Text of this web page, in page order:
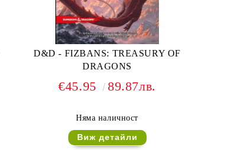
D&D - FIZBANS: TREASURY OF
DRAGONS
€45.95 89.87лв.
Няма наличност
Виж детайли